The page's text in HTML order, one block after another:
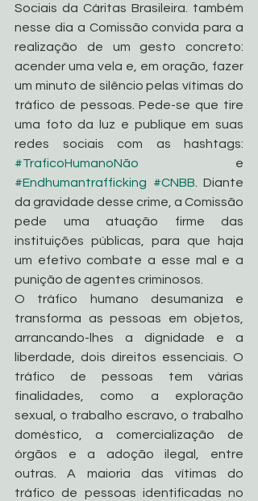
Sociais da Cáritas Brasileira. também
nesse dia a Comissão convida para a
realização de um gesto concreto:
acender uma vela e, em oração, fazer
um minuto de silêncio pelas vítimas do
tráfico de pessoas. Pede-se que tire
uma foto da luz e publique em suas
#TraficoHumanoNão
#Endhumantrafficking
#CNBB. Diante
da gravidade desse crime, a Comissão
pede uma atuação firme das
instituições públicas, para que haja
um efetivo combate a esse mal e a
punição de agentes criminosos.
O tráfico humano desumaniza e
transforma as pessoas em objetos,
arrancando-lhes a dignidade e a
liberdade, dois direitos essenciais. O
tráfico de pessoas tem várias
finalidades, como a exploração
sexual, o trabalho escravo, o trabalho
doméstico, a comercialização de
órgãos e a adoção ilegal, entre
outras. A maioria das vítimas do
tráfico de pessoas identificadas no